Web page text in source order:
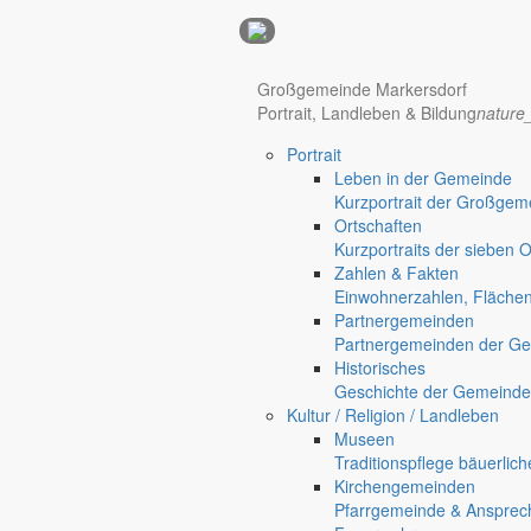
Regional werben auf markersdorf.de! anzeigen@gemeinde-
Großgemeinde Markersdorf
Portrait, Landleben & Bildung
Portrait
Leben in der Gemeinde
Kurzportrait der
Ortschaften
Kurzportraits der sieben
Zahlen & Fakten
Einwohnerzahlen,
Partnergemeinden
Partnergemeinden der
Historisches
Geschichte der
Kultur / Religion / Landleben
Museen
Traditionspflege
Kirchengemeinden
Pfarrgemeinde &
Deutsch-Paulsdorf
Jauernick-Buschbach
Sich im Strukturwandel